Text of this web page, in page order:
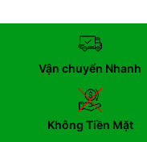
Vận chuyển Nhanh
Không Tiền Mặt